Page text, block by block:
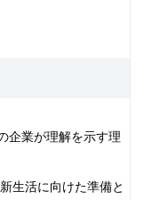
企業が理解を示す理
生活に向けた準備と